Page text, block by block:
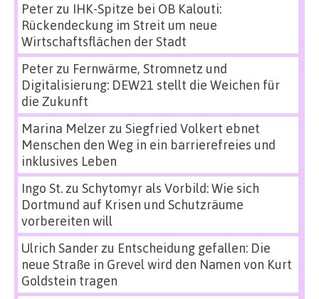
Peterzu IHK-Spitze bei OB Kalouti:
Rückendeckung im Streit um neue
Wirtschaftsflächen der Stadt
Peterzu Fernwärme, Stromnetz und
Digitalisierung: DEW21 stellt die Weichen für
die Zukunft
Marina Melzerzu Siegfried Volkert ebnet
Menschen den Weg in ein barrierefreies und
inklusives Leben
Ingo St.zu Schytomyr als Vorbild: Wie sich
Dortmund auf Krisen und Schutzräume
vorbereiten will
Ulrich Sanderzu Entscheidung gefallen: Die
neue Straße in Grevel wird den Namen von Kurt
Goldstein tragen